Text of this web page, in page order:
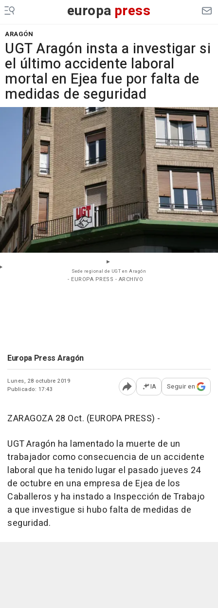
europa press
ARAGÓN
UGT Aragón insta a investigar si
el último accidente laboral
mortal en Ejea fue por falta de
medidas de seguridad
Sede regional de UGT en Aragón
- EUROPA PRESS - ARCHIVO
Europa Press Aragón
Lunes, 28 octubre 2019
Publicado: 17:43
Abrir opciones para
IA Seguir en
ZARAGOZA 28 Oct. (EUROPA PRESS) -
UGT Aragón ha lamentado la muerte de un
trabajador como consecuencia de un accidente
laboral que ha tenido lugar el pasado jueves 24
de octubre en una empresa de Ejea de los
Caballeros y ha instado a Inspección de Trabajo
a que investigue si hubo falta de medidas de
seguridad.